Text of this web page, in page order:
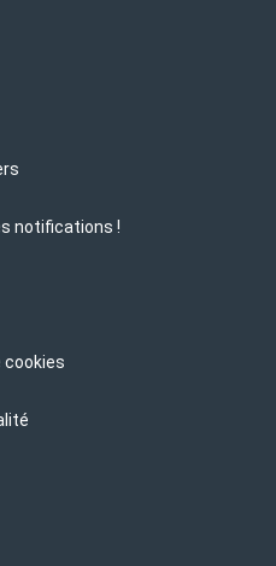
notifications !
cookies